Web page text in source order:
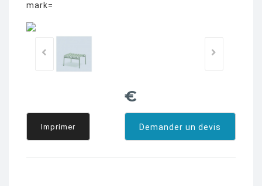
mark=
€
Demander un devis
Imprimer